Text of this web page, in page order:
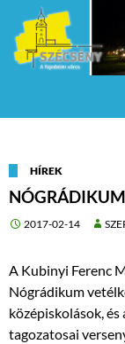
HÍREK
2017-02-14
A Kubinyi Ferenc
Nógrádikum
középiskolások,
tagozatosai